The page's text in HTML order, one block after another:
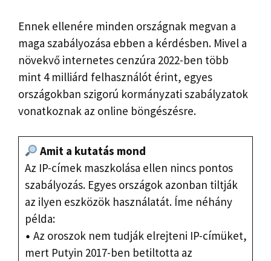
Ennek ellenére minden országnak megvan a
maga szabályozása ebben a kérdésben. Mivel a
növekvő internetes cenzúra 2022-ben több
mint 4 milliárd felhasználót érint, egyes
országokban szigorú kormányzati szabályzatok
vonatkoznak az online böngészésre.
Amit a kutatás mond
Az IP-címek maszkolása ellen nincs pontos
szabályozás. Egyes országok azonban tiltják
az ilyen eszközök használatát. Íme néhány
példa:
Az oroszok nem tudják elrejteni IP-címüket,
mert Putyin 2017-ben betiltotta az